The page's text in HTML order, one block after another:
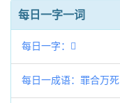
每日一字一词
每日一字：𣺰
每日一成语：罪合万死